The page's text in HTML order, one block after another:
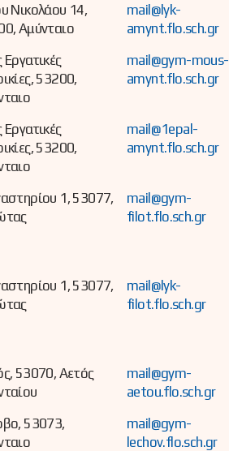
Νικολάου 14,
Αμύνταιο
mail@lyk-
amynt.flo.sch.gr
Εργατικές
53200,
mail@gym-mous-
amynt.flo.sch.gr
Εργατικές
53200,
mail@1epal-
amynt.flo.sch.gr
1, 53077,
mail@gym-
filot.flo.sch.gr
1, 53077,
mail@lyk-
filot.flo.sch.gr
53070, Αετός
mail@gym-
aetou.flo.sch.gr
53073,
mail@gym-
lechov.flo.sch.gr